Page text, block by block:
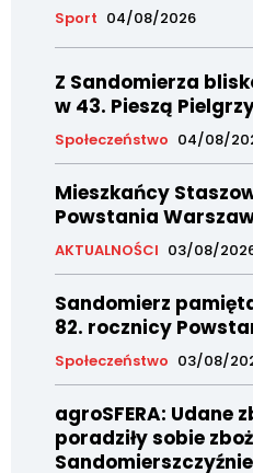
Sport 04/08/2026
Z Sandomierza
w 43. Pieszą
Społeczeństwo 04/08/
Mieszkańcy
Powstania
AKTUALNOŚCI 03/08/
Sandomierz
82. rocznicy
Społeczeństwo 03/08/
agroSFERA: Udane
poradziły sobie